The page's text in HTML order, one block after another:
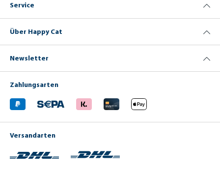
Service
Über Happy Cat
Newsletter
Zahlungsarten
Versandarten